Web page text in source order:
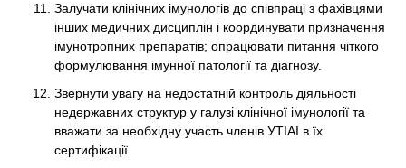
Залучати клінічних імунологів до співпраці з фахівцями
інших медичних дисциплін і координувати призначення
імунотропних препаратів; опрацювати питання чіткого
формулювання імунної патології та діагнозу.
Звернути увагу на недостатній контроль діяльності
недержавних структур у галузі клінічної імунології та
вважати за необхідну участь членів УТІАІ в їх
сертифікації.